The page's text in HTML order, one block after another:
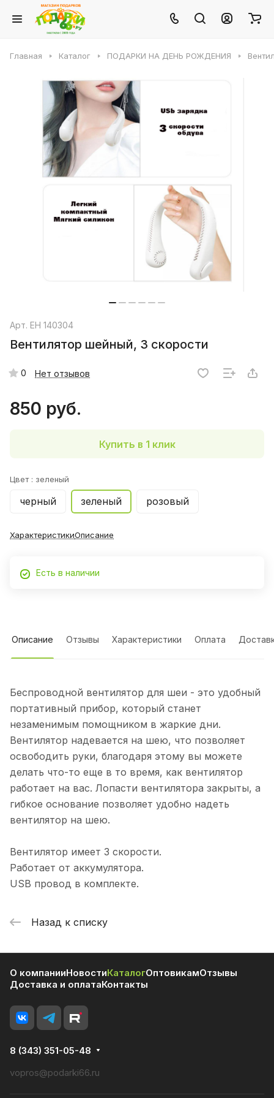
Главная Каталог ПОДАРКИ НА ДЕНЬ РОЖДЕНИЯ
Арт. EH 140304
Вентилятор шейный, 3 скорости
0 Нет отзывов
850 руб.
Купить в 1 клик
Цвет : зеленый
черный зеленый розовый
ХарактеристикиОписание
Есть в наличии
Описание Отзывы Характеристики Оплата
Беспроводной вентилятор для шеи - это удобный
портативный прибор, который станет
незаменимым помощником в жаркие дни.
Вентилятор надевается на шею, что позволяет
освободить руки, благодаря этому вы можете
делать что-то еще в то время, как вентилятор
работает на вас. Лопасти вентилятора закрыты, а
гибкое основание позволяет удобно надеть
вентилятор на шею.
Вентилятор имеет 3 скорости.
Работает от аккумулятора.
USB провод в комплекте.
Назад к списку
О компанииНовостиКаталогОптовикамОтзывы
Доставка и оплатаКонтакты
8 (343) 351-05-48
vopros@podarki66.ru